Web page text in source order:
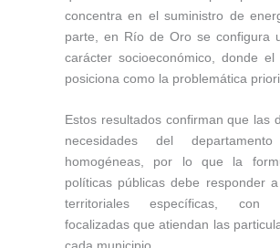
concentra en el suministro de
parte, en Río de Oro se configura
carácter socioeconómico, donde el
posiciona como la problemática
Estos resultados confirman que las
necesidades del
homogéneas, por lo que la
políticas públicas debe responder
territoriales específicas, con
focalizadas que atiendan las